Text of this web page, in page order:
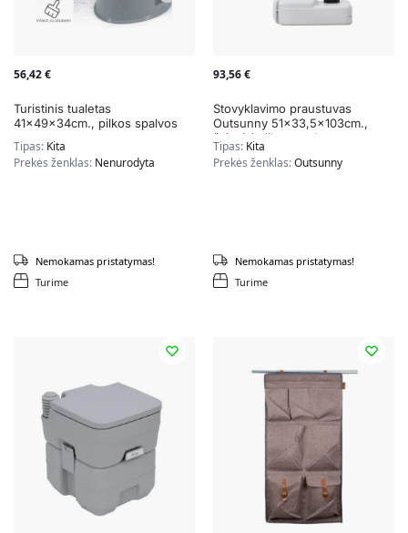
56,42€
Turistinis tualetas
41x49x34cm., pilkos spalvos
Tipas: Kita
Prekės ženklas: Nenurodyta
Turime
Nemokamas pristatymas!
93,56€
Stovyklavimo praustuvas
Outsunny 51×33,5x103cm.,
šviesiai pilkos spalvos
Tipas: Kita
Prekės ženklas:Outsunny
Turime
Nemokamas pristatymas!